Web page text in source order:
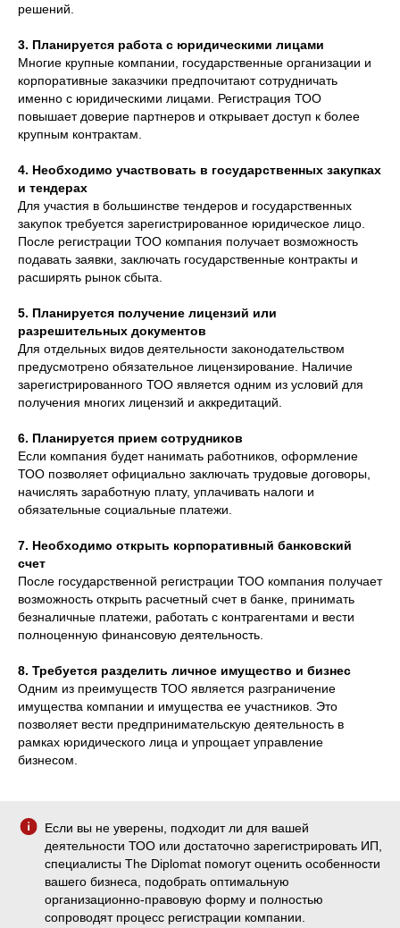
решений.
3. Планируется работа с юридическими лицами
Многие крупные компании, государственные организации и
корпоративные заказчики предпочитают сотрудничать
именно с юридическими лицами. Регистрация ТОО
повышает доверие партнеров и открывает доступ к более
крупным контрактам.
4. Необходимо участвовать в государственных закупках
и тендерах
Для участия в большинстве тендеров и государственных
закупок требуется зарегистрированное юридическое лицо.
После регистрации ТОО компания получает возможность
подавать заявки, заключать государственные контракты и
расширять рынок сбыта.
5. Планируется получение лицензий или
разрешительных документов
Для отдельных видов деятельности законодательством
предусмотрено обязательное лицензирование. Наличие
зарегистрированного ТОО является одним из условий для
получения многих лицензий и аккредитаций.
6. Планируется прием сотрудников
Если компания будет нанимать работников, оформление
ТОО позволяет официально заключать трудовые договоры,
начислять заработную плату, уплачивать налоги и
обязательные социальные платежи.
7. Необходимо открыть корпоративный банковский
счет
После государственной регистрации ТОО компания получает
возможность открыть расчетный счет в банке, принимать
безналичные платежи, работать с контрагентами и вести
полноценную финансовую деятельность.
8. Требуется разделить личное имущество и бизнес
Одним из преимуществ ТОО является разграничение
имущества компании и имущества ее участников. Это
позволяет вести предпринимательскую деятельность в
рамках юридического лица и упрощает управление
бизнесом.
Если вы не уверены, подходит ли для вашей
деятельности ТОО или достаточно зарегистрировать ИП,
специалисты The Diplomat помогут оценить особенности
вашего бизнеса, подобрать оптимальную
организационно-правовую форму и полностью
сопроводят процесс регистрации компании.